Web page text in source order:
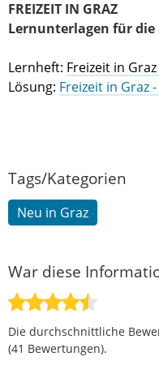
FREIZEIT IN GRAZ
Lernunterlagen für die
Lernheft: Freizeit in Graz
Lösung: Freizeit in Graz
Tags/Kategorien
Neu in Graz
War diese
Die durchschnittliche
(41 Bewertungen).